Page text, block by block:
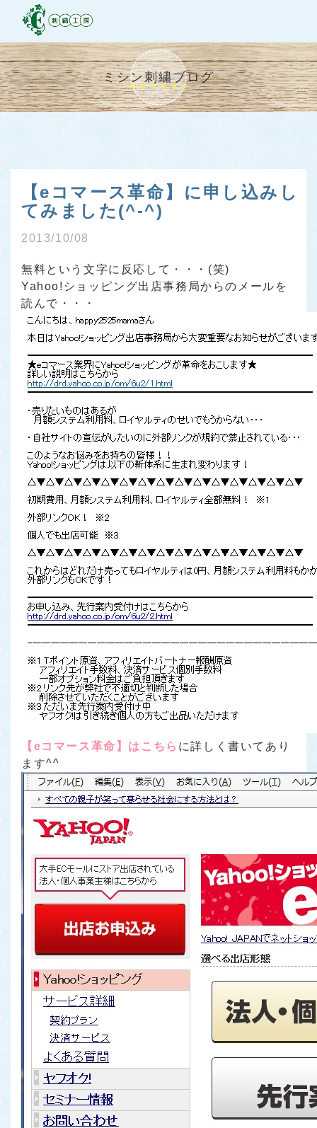
ミシン刺繍ブログ
【eコマース革命】に申し込みし
てみました(^-^)
2013/10/08
無料という文字に反応して・・・(笑)
Yahoo!ショッピング出店事務局からのメールを
読んで・・・
【eコマース革命】はこちら に詳しく書いてあり
ます^^